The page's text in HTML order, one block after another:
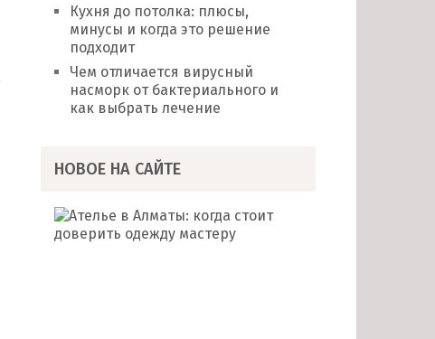
Кухня до потолка: плюсы,
минусы и когда это решение
подходит
Чем отличается вирусный
насморк от бактериального и
как выбрать лечение
НОВОЕ НА САЙТЕ